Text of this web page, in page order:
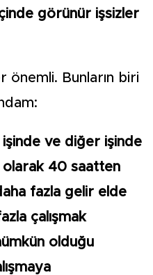
görünür işsizler
önemli. Bunların biri
işinde ve diğer işinde
40 saatten
fazla gelir elde
çalışmak
olduğu